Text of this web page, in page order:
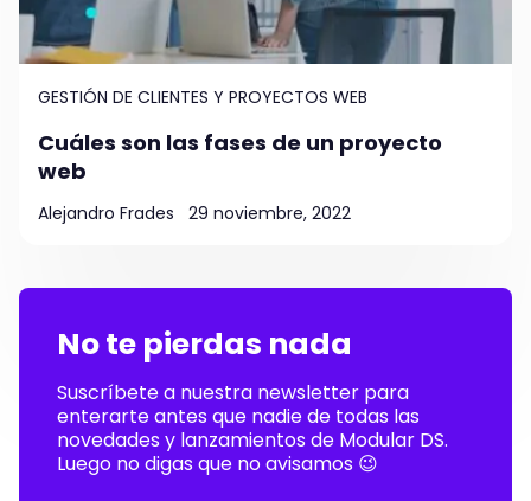
GESTIÓN DE CLIENTES Y PROYECTOS WEB
Cuáles son las fases de un proyecto
web
Alejandro Frades 29 noviembre, 2022
No te pierdas nada
Suscríbete a nuestra newsletter para
enterarte antes que nadie de todas las
novedades y lanzamientos de Modular DS.
Luego no digas que no avisamos 😉